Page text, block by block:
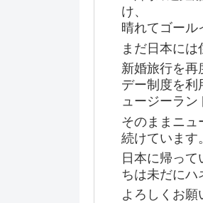
け、
晴れてゴール
まだ日本には
新婚旅行を再
デー制度を利
ュージーラン
そのままニュ
続けています。
日本に帰って
ちは未だにハ
よろしくお願